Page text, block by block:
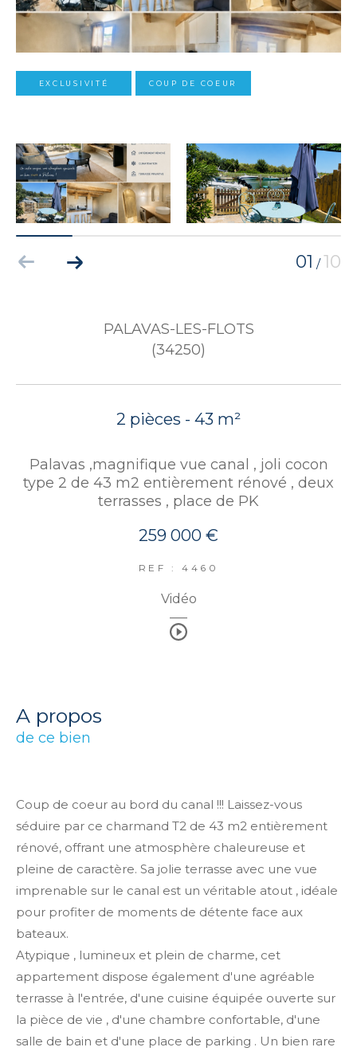
EXCLUSIVITÉ COUP DE COEUR
01 /10
PALAVAS-LES-FLOTS
(34250)
2 pièces - 43 m²
Palavas ,magnifique vue canal , joli cocon
type 2 de 43 m2 entièrement rénové , deux
terrasses , place de PK
259 000 €
REF : 4460
Vidéo
a propos
de ce bien
Coup de coeur au bord du canal !!! Laissez-vous
séduire par ce charmand T2 de 43 m2 entièrement
rénové, offrant une atmosphère chaleureuse et
pleine de caractère. Sa jolie terrasse avec une vue
imprenable sur le canal est un véritable atout , idéale
pour profiter de moments de détente face aux
bateaux.
Atypique , lumineux et plein de charme, cet
appartement dispose également d'une agréable
terrasse à l'entrée, d'une cuisine équipée ouverte sur
la pièce de vie , d'une chambre confortable, d'une
salle de bain et d'une place de parking . Un bien rare